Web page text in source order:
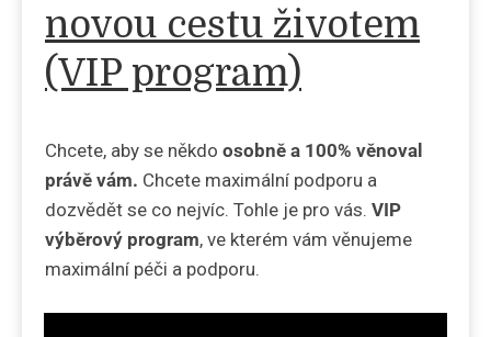
novou cestu životem
(VIP program)
Chcete, aby se někdo osobně a 100% věnoval
právě vám. Chcete maximální podporu a
dozvědět se co nejvíc. Tohle je pro vás. VIP
výběrový program, ve kterém vám věnujeme
maximální péči a podporu.